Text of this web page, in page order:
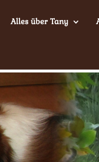
Alles über Tany